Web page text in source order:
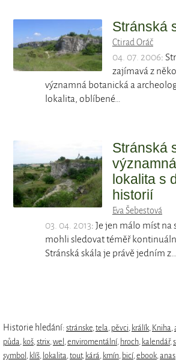
Stránská
Ctirad Oráč
04. 07. 2006:
zajímavá z
významná botanická a
lokalita, oblíbené…
Stránská
lokalita s
historií
Eva Šebestová
03. 04. 2013: Je jen málo míst na
mohli sledovat téměř
Stránská skála je právě jedním z…
Historie hledání: stránske,tela, pěvci, králík, Kniha,
půda, koš,strix,wel ,enviromentální, hroch, kalendář,
symbol , klíš, lokalita,tout, kárá, kmín, bicí,ebook,anas